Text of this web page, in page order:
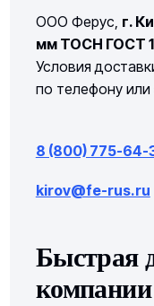
ООО Ферус, г.
мм ТОСН ГОСТ
Условия
по телефону или
8 (800) 775-64-
kirov@fe-rus.ru
Быстрая
компании